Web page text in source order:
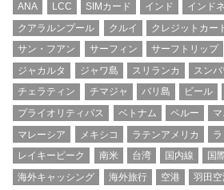
ANA LCC SIMカード インド インド
クアラルンプール
クルイ クレジットカー
サン・フアン
サーフィン サーフトリップ
ジャカルタ
ジャワ島 スリランカ スン
チェラティン
チマジャ バリ島 ビール
プライオリティパス
ベトナム ペルー
マレーシア
メキシコ ラテンアメリカ
レイキーピーク
南米 台湾 国内線 国
海外キャッシング
海外旅行 空港 羽田